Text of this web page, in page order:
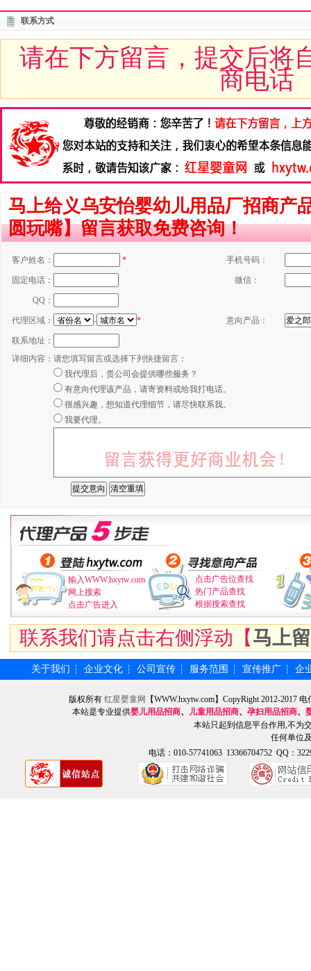
联系方式
请在下方留言，提交后将
商电话
马上给义乌安怡婴幼儿用品厂招商产
圆玩嘴】留言获取免费咨询！
客户姓名： * 手机号码：
固定电话： 微信：
QQ：
代理区域： - * 意向产品：
联系地址：
详细内容： 请您填写留言或选择下列快捷留言：
我代理后，贵公司会提供哪些服务？
有意向代理该产品，请寄资料或给我打电话。
很感兴趣，想知道代理细节，请尽快联系我。
我要代理。
输入WWW.hxytw.com
网上搜索
点击广告进入
点击广告位查找
热门产品查找
根据搜索查找
联系我们请点击右侧浮动【马上
关于我们 ┆ 企业文化 ┆ 公司宣传 ┆ 服务范围 ┆ 宣传推广 ┆ 企
版权所有 红星婴童网
【WWW.hxytw.com】CopyRight 2012-2017
本站是专业提供婴儿用品招商、 儿童用品招商、 孕妇用品招商、
本站只起到信息平台作用,不为
任何单位
电话：010-57741063 13366704752 QQ：